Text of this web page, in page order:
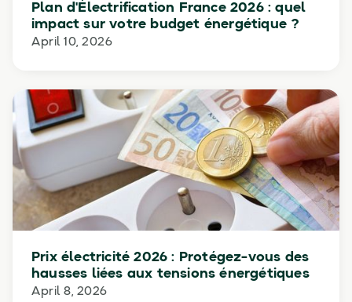
Plan d'Électrification France 2026 : quel
impact sur votre budget énergétique ?
April 10, 2026
Prix électricité 2026 : Protégez-vous des
hausses liées aux tensions énergétiques
April 8, 2026